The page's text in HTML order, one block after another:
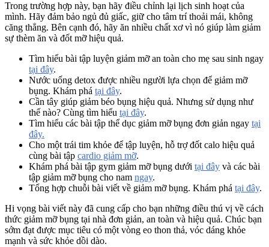
Trong trường hợp này, bạn hãy điều chỉnh lại lịch sinh hoạt của
mình. Hãy đảm bảo ngủ đủ giấc, giữ cho tâm trí thoải mái, không
căng thẳng. Bên cạnh đó, hãy ăn nhiều chất xơ vì nó giúp làm giảm
sự thèm ăn và đốt mỡ hiệu quả.
Tìm hiểu bài tập luyện giảm mỡ an toàn cho mẹ sau sinh ngay
tại đây.
Nước uống detox được nhiều người lựa chọn để giảm mỡ
bụng. Khám phá tại đây.
Cần tây giúp giảm béo bụng hiệu quả. Nhưng sử dụng như
thế nào? Cùng tìm hiểu tại đây.
Tìm hiểu các bài tập thể dục giảm mỡ bụng đơn giản ngay tại
đây.
Cho một trái tim khỏe để tập luyện, hỗ trợ đốt calo hiệu quả
cùng bài tập cardio giảm mỡ.
Khám phá bài tập gym giảm mỡ bụng dưới tại đây và các bài
tập giảm mỡ bụng cho nam ngay.
Tổng hợp chuỗi bài viết về giảm mỡ bụng. Khám phá tại đây.
Hi vọng bài viết này đã cung cấp cho bạn những điều thú vị về cách
thức giảm mỡ bụng tại nhà đơn giản, an toàn và hiệu quả. Chúc bạn
sớm đạt được mục tiêu có một vòng eo thon thả, vóc dáng khỏe
mạnh và sức khỏe dồi dào.